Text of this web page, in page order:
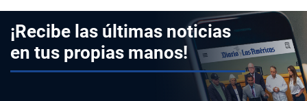
¡Recibe las últimas noticias
en tus propias manos!